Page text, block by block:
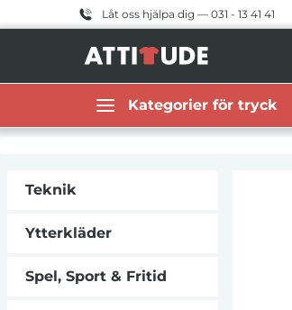
Låt oss hjälpa dig — 031 - 13 41 41
Kategorier för tryck
Teknik
Ytterkläder
Spel, Sport & Fritid